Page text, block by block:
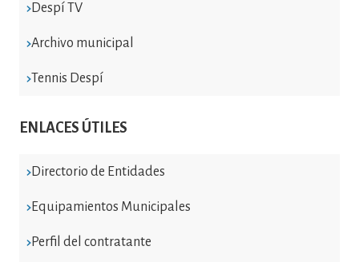
Despí TV
Archivo municipal
Tennis Despí
ENLACES ÚTILES
Directorio de Entidades
Equipamientos Municipales
Perfil del contratante